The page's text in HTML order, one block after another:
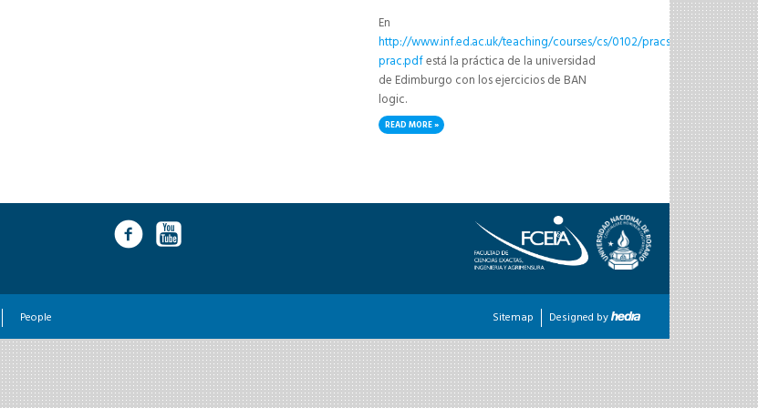
En
http://www.inf.ed.ac.uk/teaching/courses/cs/0102/pracs/ban/ban-
prac.pdfestá la práctica de la universidad
de Edimburgo con los ejercicios de BAN
logic.
READ MOREABOUT PRÁCTICA BAN
People Designed by
Sitemap